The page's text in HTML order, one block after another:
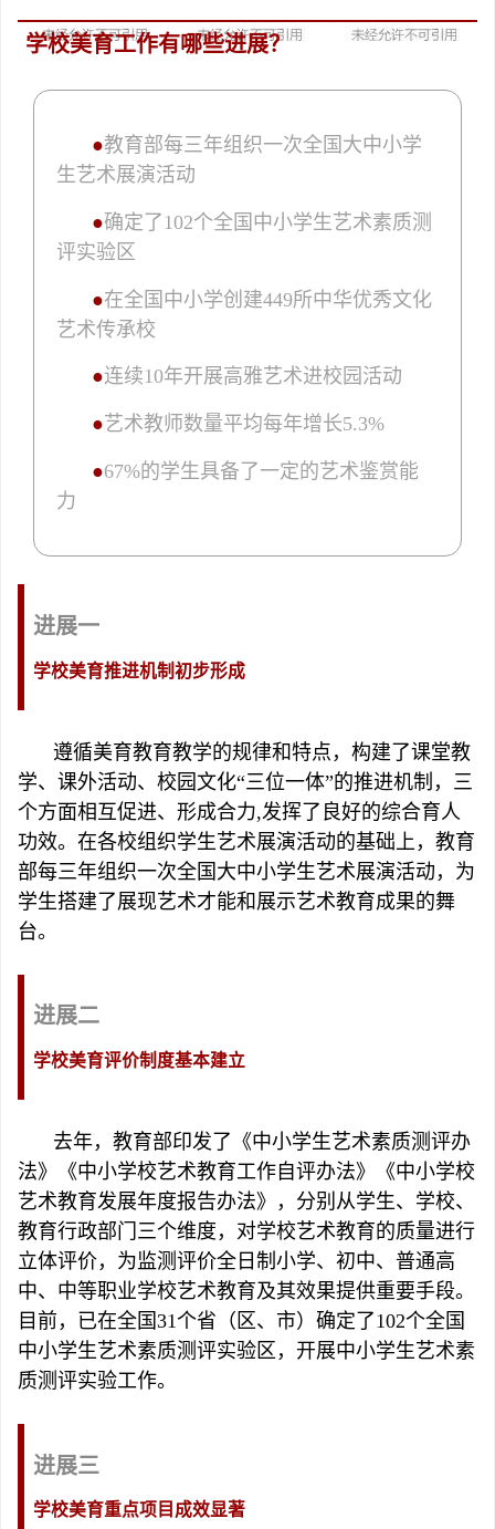
学校美育工作有哪些进展？
●教育部每三年组织一次全国大中小学
生艺术展演活动
●确定了102个全国中小学生艺术素质测
评实验区
●在全国中小学创建449所中华优秀文化
艺术传承校
●连续10年开展高雅艺术进校园活动
●艺术教师数量平均每年增长5.3%
●67%的学生具备了一定的艺术鉴赏能
力
进展一
学校美育推进机制初步形成
遵循美育教育教学的规律和特点，构建了课堂教
学、课外活动、校园文化“三位一体”的推进机制，三
个方面相互促进、形成合力,发挥了良好的综合育人
功效。在各校组织学生艺术展演活动的基础上，教育
部每三年组织一次全国大中小学生艺术展演活动，为
学生搭建了展现艺术才能和展示艺术教育成果的舞
台。
进展二
学校美育评价制度基本建立
去年，教育部印发了《中小学生艺术素质测评办
法》《中小学校艺术教育工作自评办法》《中小学校
艺术教育发展年度报告办法》，分别从学生、学校、
教育行政部门三个维度，对学校艺术教育的质量进行
立体评价，为监测评价全日制小学、初中、普通高
中、中等职业学校艺术教育及其效果提供重要手段。
目前，已在全国31个省（区、市）确定了102个全国
中小学生艺术素质测评实验区，开展中小学生艺术素
质测评实验工作。
进展三
学校美育重点项目成效显著